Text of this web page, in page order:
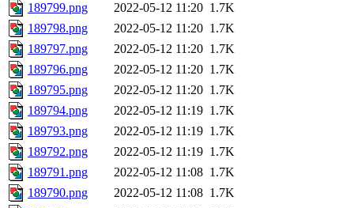
189799.png
2022-05-12 11:20 1.7K
189798.png
2022-05-12 11:20 1.7K
189797.png
2022-05-12 11:20 1.7K
189796.png
2022-05-12 11:20 1.7K
189795.png
2022-05-12 11:20 1.7K
189794.png
2022-05-12 11:19 1.7K
189793.png
2022-05-12 11:19 1.7K
189792.png
2022-05-12 11:19 1.7K
189791.png
2022-05-12 11:08 1.7K
189790.png
2022-05-12 11:08 1.7K